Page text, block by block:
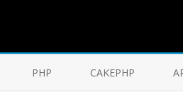
PHP CAKEPHP